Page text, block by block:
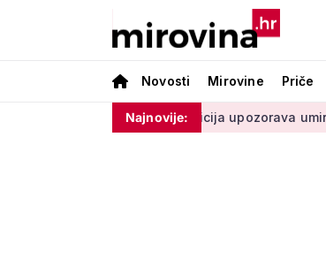
Novosti Mirovine Priče
Najnovije:
Policija upozorava